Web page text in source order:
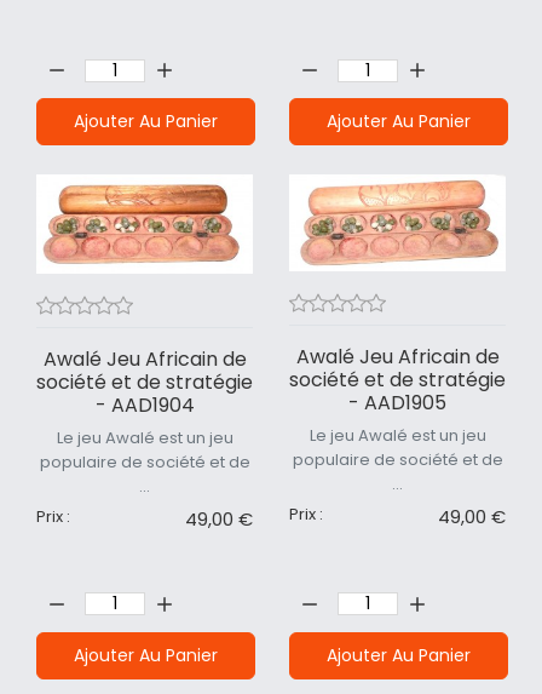
Ajouter Au Panier Ajouter Au Panier
Awalé Jeu Africain de
société et de stratégie
- AAD1904
Le jeu Awalé est un jeu
populaire de société et de
...
Prix :
49,00 €
Ajouter Au Panier
Awalé Jeu Africain de
société et de stratégie
- AAD1905
Le jeu Awalé est un jeu
populaire de société et de
...
Prix :
49,00 €
Ajouter Au Panier